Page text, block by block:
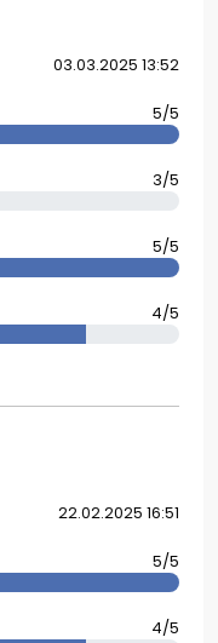
03.03.2025 13:52
5/5
3/5
5/5
4/5
22.02.2025 16:51
5/5
4/5